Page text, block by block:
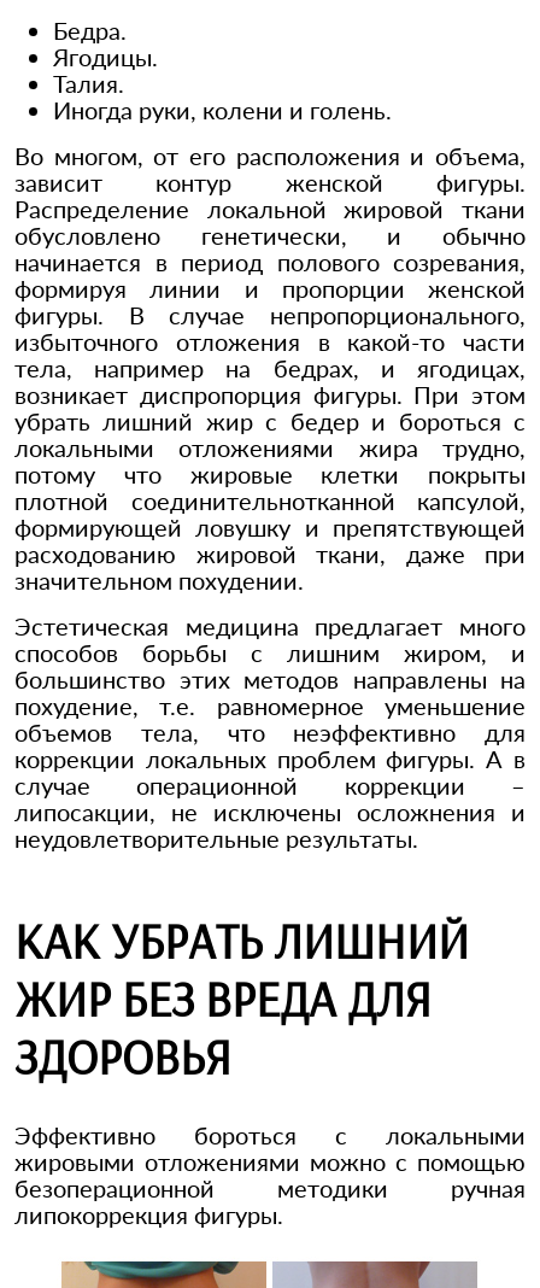
Бедра.
Ягодицы.
Талия.
Иногда руки, колени и голень.
Во многом, от его расположения и объема,
зависит контур женской фигуры.
Распределение локальной жировой ткани
обусловлено генетически, и обычно
начинается в период полового созревания,
формируя линии и пропорции женской
фигуры. В случае непропорционального,
избыточного отложения в какой-то части
тела, например на бедрах, и ягодицах,
возникает диспропорция фигуры. При этом
убрать лишний жир с бедер и бороться с
локальными отложениями жира трудно,
потому что жировые клетки покрыты
плотной соединительнотканной капсулой,
формирующей ловушку и препятствующей
расходованию жировой ткани, даже при
значительном похудении.
Эстетическая медицина предлагает много
способов борьбы с лишним жиром, и
большинство этих методов направлены на
похудение, т.е. равномерное уменьшение
объемов тела, что неэффективно для
коррекции локальных проблем фигуры. А в
случае операционной коррекции –
липосакции, не исключены осложнения и
неудовлетворительные результаты.
КАК УБРАТЬ ЛИШНИЙ
ЖИР БЕЗ ВРЕДА ДЛЯ
ЗДОРОВЬЯ
Эффективно бороться с локальными
жировыми отложениями можно с помощью
безоперационной методики ручная
липокоррекция фигуры.